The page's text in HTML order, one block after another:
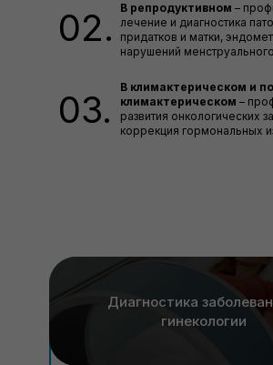
В репродуктивном –
лечение и диагностика
придатков и матки,
нарушений
02.
В климактерическом и
климактерическом –
развития онкологических
коррекция гормональных
03.
Диагностика
гинекологии